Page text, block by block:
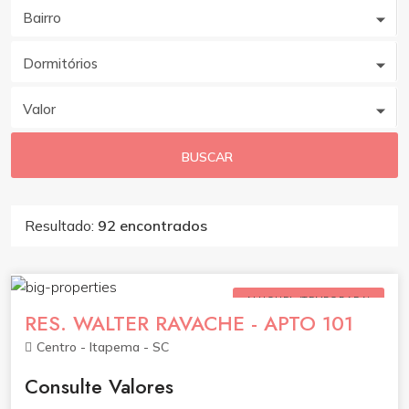
Bairro
Dormitórios
Valor
BUSCAR
Resultado: 92 encontrados
ALUGUEL (TEMPORADA)
RES. WALTER RAVACHE - APTO 101
Centro - Itapema - SC
Consulte Valores